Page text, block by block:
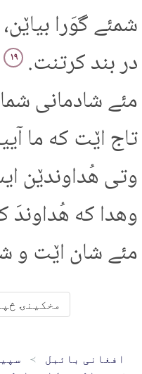
شمئے گوَرا
در بند کرتنت.
۱۹
مئے شادمانی
تاج اێت که ما
وتی هُداوندێن
وهدا که هُداوندَ
مئے شان اێت و
مخکینۍ
افغانی بائبل